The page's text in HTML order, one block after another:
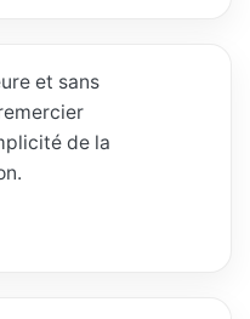
et sans
de la